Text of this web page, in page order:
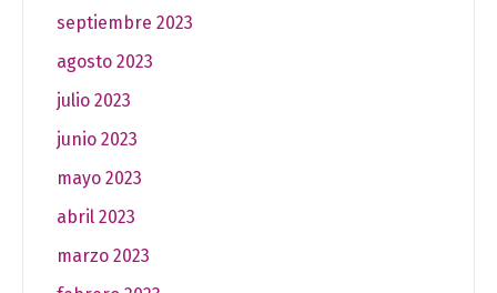
septiembre 2023
agosto 2023
julio 2023
junio 2023
mayo 2023
abril 2023
marzo 2023